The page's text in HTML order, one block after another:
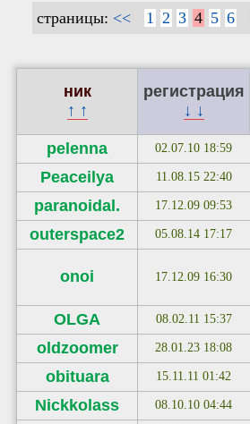
страницы: << 1 2 3 4 5 6
ник
↑ ↑
регистрация
↓ ↓
pelenna 02.07.10 18:59
Peaceilya 11.08.15 22:40
paranoidal. 17.12.09 09:53
outerspace2 05.08.14 17:17
onoi 17.12.09 16:30
OLGA 08.02.11 15:37
oldzoomer 28.01.23 18:08
obituara 15.11.11 01:42
Nickkolass 08.10.10 04:44